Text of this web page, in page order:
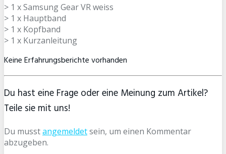
> 1 x Samsung Gear VR weiss
> 1 x Hauptband
> 1 x Kopfband
> 1 x Kurzanleitung
Keine Erfahrungsberichte vorhanden
Du hast eine Frage oder eine Meinung zum Artikel?
Teile sie mit uns!
Du musstangemeldetsein, um einen Kommentar
abzugeben.